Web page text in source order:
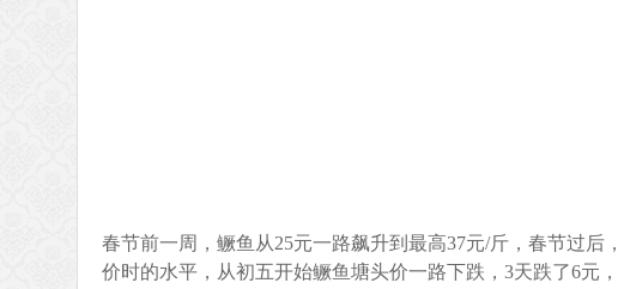
春节前一周，鳜鱼从25元一路飙升到最高37元/斤，春节过
价时的水平，从初五开始鳜鱼塘头价一路下跌，3天跌了6元